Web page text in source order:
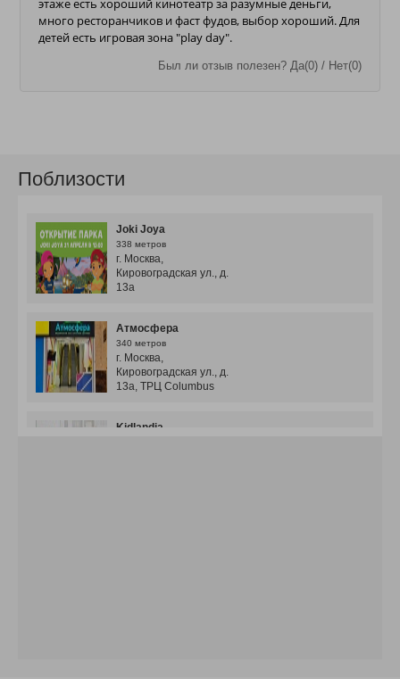
этаже есть хороший кинотеатр за разумные деньги,
много ресторанчиков и фаст фудов, выбор хороший. Для
детей есть игровая зона "play day".
Был ли отзыв полезен? Да(0) / Нет(0)
Поблизости
Joki Joya
338 метров
г. Москва,
Кировоградская ул., д.
13а
Атмосфера
340 метров
г. Москва,
Кировоградская ул., д.
13а, ТРЦ Columbus
Kidlandia